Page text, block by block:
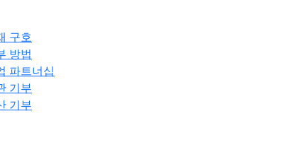
구호
방법
파트너십
기부
기부